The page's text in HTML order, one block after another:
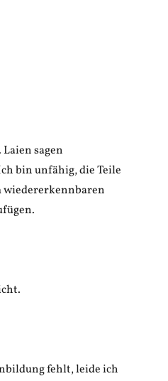
sagen
bin unfähig, die Teile
wiedererkennbaren
fehlt, leide ich